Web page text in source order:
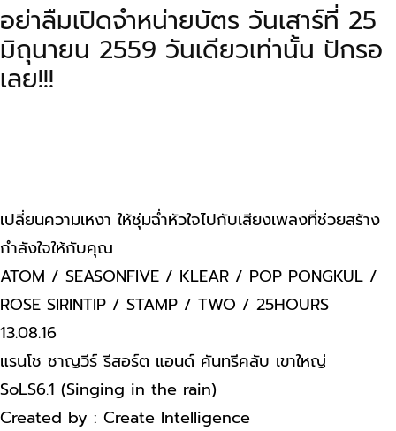
อย่าลืมเปิดจำหน่ายบัตร วันเสาร์ที่ 25
มิถุนายน 2559 วันเดียวเท่านั้น ปักรอ
เลย!!!
เปลี่ยนความเหงา ให้ชุ่มฉ่ำหัวใจไปกับเสียงเพลงที่ช่วยสร้าง
กำลังใจให้กับคุณ
ATOM / SEASONFIVE / KLEAR / POP PONGKUL /
ROSE SIRINTIP / STAMP / TWO / 25HOURS
13.08.16
แรนโช ชาญวีร์ รีสอร์ต แอนด์ คันทรีคลับ เขาใหญ่
SoLS6.1 (Singing in the rain)
Created by : Create Intelligence